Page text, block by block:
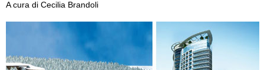
A cura di Cecilia Brandoli